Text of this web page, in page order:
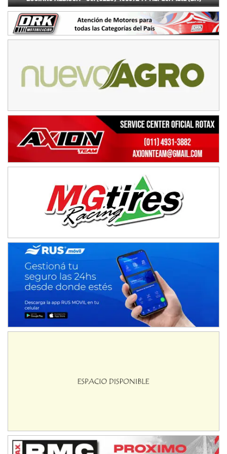
COBERTURA ESPECIAL DE E-KART.COM.AR
08/09-AGO
IAME SERIES ARGENTINA 6
KDO - F6
Ciudad de Trenque Lauquen (Asfalto)
ENTRERRIANO - F6 (POSTERGADA)
Villaguay (Entre Ríos)
VICTORIENSE - F7
Victoria (Entre Ríos)
PATAGONICO - F6
Moto Club Reginense (Tierra)
Gral. E. Godoy (Río Negro)
Humboldt (Santa Fe)
NORESTE SANTAFESINO - F6
Ciudad de Avellaneda (Asfalto)
Avellaneda (Santa Fe)
SUR SANTAFESINO - F4
José Samuel Sánchez (Tierra)